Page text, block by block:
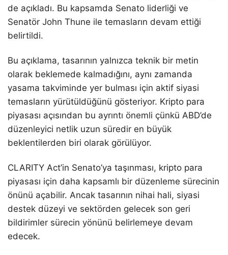
de açıkladı. Bu kapsamda Senato liderliği ve
Senatör John Thune ile temasların devam ettiği
belirtildi.
Bu açıklama, tasarının yalnızca teknik bir metin
olarak beklemede kalmadığını, aynı zamanda
yasama takviminde yer bulması için aktif siyasi
temasların yürütüldüğünü gösteriyor. Kripto para
piyasası açısından bu ayrıntı önemli çünkü ABD’de
düzenleyici netlik uzun süredir en büyük
beklentilerden biri olarak görülüyor.
CLARITY Act’in Senato’ya taşınması, kripto para
piyasası için daha kapsamlı bir düzenleme sürecinin
önünü açabilir. Ancak tasarının nihai hali, siyasi
destek düzeyi ve sektörden gelecek son geri
bildirimler sürecin yönünü belirlemeye devam
edecek.